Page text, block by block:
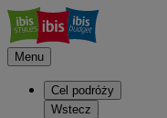
Menu
Cel podróży
Wstecz